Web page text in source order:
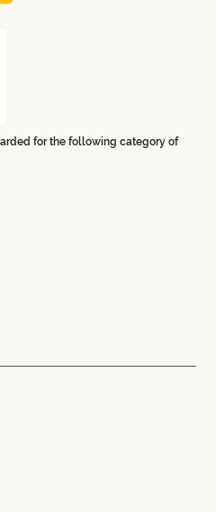
for the following category of